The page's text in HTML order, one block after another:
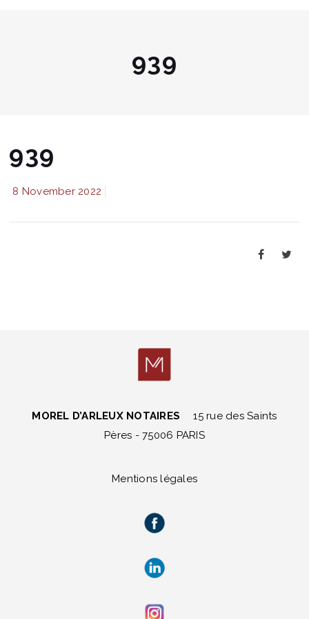
939
939
8 November 2022
MOREL D’ARLEUX NOTAIRES
15 rue des Saints
Pères - 75006 PARIS
Mentions légales